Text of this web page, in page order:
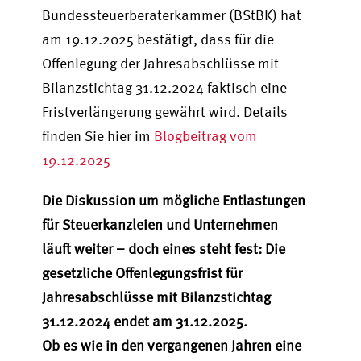
Bundessteuerberaterkammer (BStBK) hat
am 19.12.2025 bestätigt, dass für die
Offenlegung der Jahresabschlüsse mit
Bilanzstichtag 31.12.2024 faktisch eine
Fristverlängerung gewährt wird. Details
finden Sie hier im Blogbeitrag vom
19.12.2025
Die Diskussion um mögliche Entlastungen
für Steuerkanzleien und Unternehmen
läuft weiter – doch eines steht fest: Die
gesetzliche Offenlegungsfrist für
Jahresabschlüsse mit Bilanzstichtag
31.12.2024 endet am 31.12.2025.
Ob es wie in den vergangenen Jahren eine